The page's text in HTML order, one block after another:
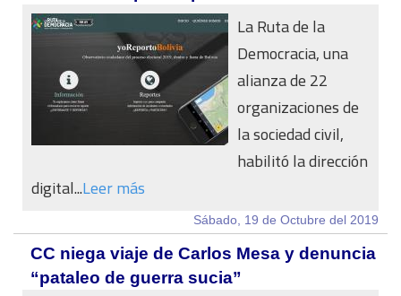
La Ruta de la
Democracia, una
alianza de 22
organizaciones de
la sociedad civil,
habilitó la dirección
digital...Leer más
Sábado, 19 de Octubre del 2019
CC niega viaje de Carlos Mesa y denuncia
“pataleo de guerra sucia”